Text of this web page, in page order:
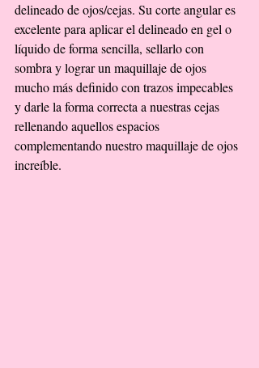
delineado de ojos/cejas. Su corte angular es
excelente para aplicar el delineado en gel o
líquido de forma sencilla, sellarlo con
sombra y lograr un maquillaje de ojos
mucho más definido con trazos impecables
y darle la forma correcta a nuestras cejas
rellenando aquellos espacios
complementando nuestro maquillaje de ojos
increíble.